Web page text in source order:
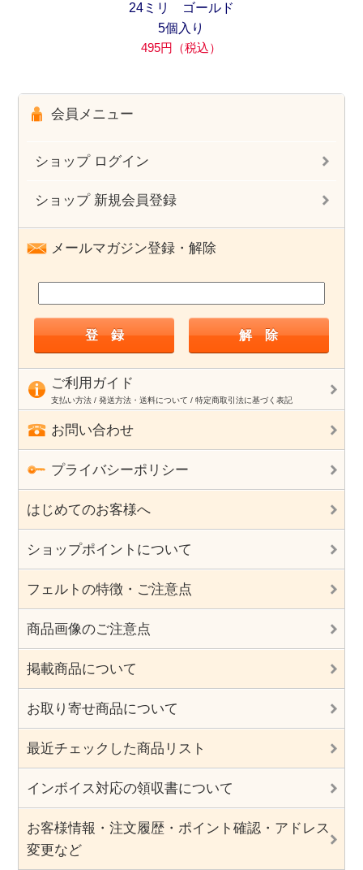
24ミリ ゴールド
5個入り
495円（税込）
会員メニュー
ショップ ログイン
ショップ 新規会員登録
メールマガジン登録・解除
ご利用ガイド
支払い方法 / 発送方法・送料について / 特定商取引法に基づく表記
お問い合わせ
プライバシーポリシー
はじめてのお客様へ
ショップポイントについて
フェルトの特徴・ご注意点
商品画像のご注意点
掲載商品について
お取り寄せ商品について
最近チェックした商品リスト
インボイス対応の領収書について
お客様情報・注文履歴・ポイント確認・アドレス
変更など